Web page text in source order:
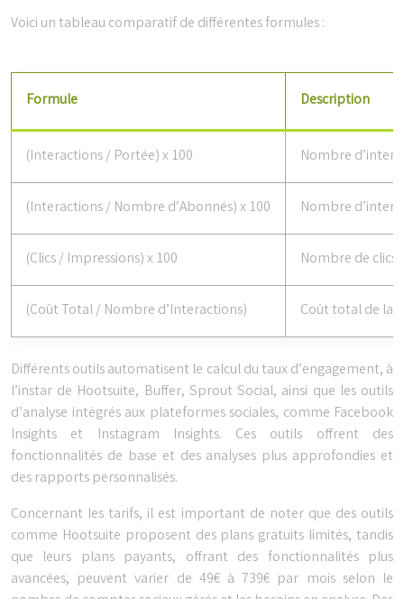
Voici un tableau comparatif de différentes formules :
Formule Description
(Interactions / Portée) x 100 Nombre
(Interactions / Nombre d’Abonnés) x 100 Nombre
(Clics / Impressions) x 100 Nombre de clics
(Coût Total / Nombre d’Interactions) Coût total de la
Différents outils automatisent le calcul du taux d’engagement, à
l’instar de Hootsuite, Buffer, Sprout Social, ainsi que les outils
d’analyse intégrés aux plateformes sociales, comme Facebook
Insights et Instagram Insights. Ces outils offrent des
fonctionnalités de base et des analyses plus approfondies et
des rapports personnalisés.
Concernant les tarifs, il est important de noter que des outils
comme Hootsuite proposent des plans gratuits limités, tandis
que leurs plans payants, offrant des fonctionnalités plus
avancées, peuvent varier de 49€ à 739€ par mois selon le